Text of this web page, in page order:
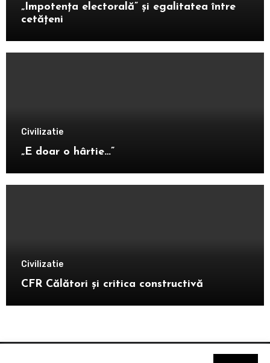
„Impotența electorală” și egalitatea între
cetățeni
Civilizatie
„E doar o hârtie…”
Civilizatie
CFR Călători și critica constructivă